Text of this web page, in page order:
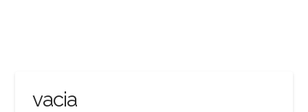
vacia